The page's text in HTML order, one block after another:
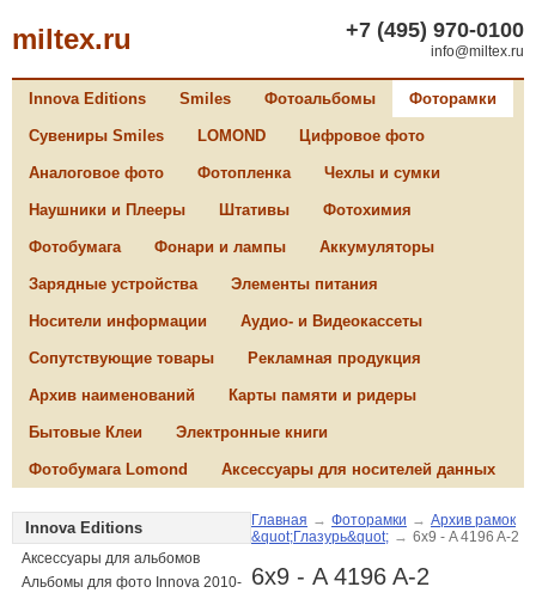
miltex.ru +7 (495) 970-0100
info@miltex.ru
Innova Editions Smiles Фотоальбомы Фоторамки
Сувениры Smiles LOMOND Цифровое фото
Аналоговое фото Фотопленка Чехлы и сумки
Наушники и Плееры Штативы Фотохимия
Фотобумага Фонари и лампы Аккумуляторы
Зарядные устройства Элементы питания
Носители информации Аудио- и Видеокассеты
Сопутствующие товары Рекламная продукция
Архив наименований Карты памяти и ридеры
Бытовые Клеи Электронные книги
Фотобумага Lomond Аксессуары для носителей данных
Innova Editions
Аксессуары для альбомов
Альбомы для фото Innova 2010-
Главная → Фоторамки → Архив рамок
&quot;Глазурь&quot; → 6х9 - A 4196 A-2
6х9 - A 4196 A-2